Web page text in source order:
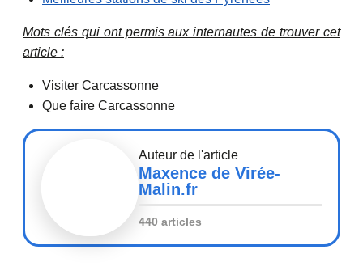
Mots clés qui ont permis aux internautes de trouver cet
article :
Visiter Carcassonne
Que faire Carcassonne
Auteur de l'article
Maxence de Virée-
Malin.fr
440 articles